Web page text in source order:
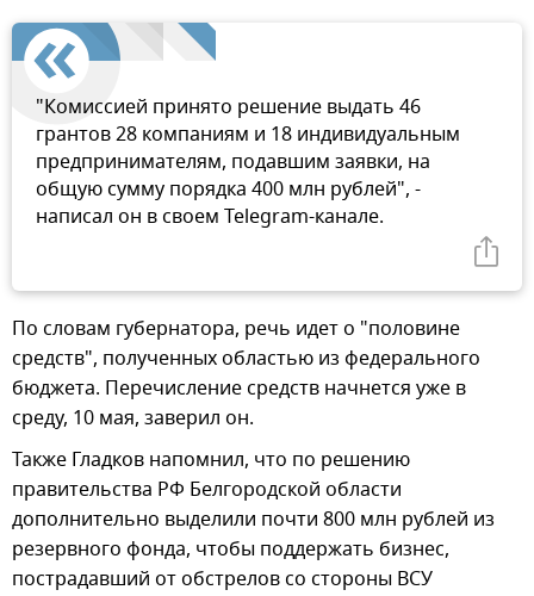
"Комиссией принято решение выдать 46
грантов 28 компаниям и 18 индивидуальным
предпринимателям, подавшим заявки, на
общую сумму порядка 400 млн рублей", -
написал он в своем Telegram-канале.
По словам губернатора, речь идет о "половине
средств", полученных областью из федерального
бюджета. Перечисление средств начнется уже в
среду, 10 мая, заверил он.
Также Гладков напомнил, что по решению
правительства РФ Белгородской области
дополнительно выделили почти 800 млн рублей из
резервного фонда, чтобы поддержать бизнес,
пострадавший от обстрелов со стороны ВСУ